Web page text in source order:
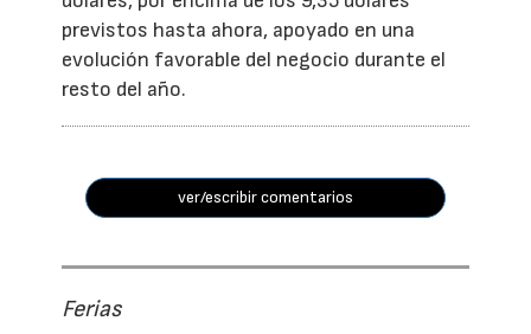
previstos hasta ahora, apoyado en una
evolución favorable del negocio durante el
resto del año.
ver/escribir comentarios
Ferias